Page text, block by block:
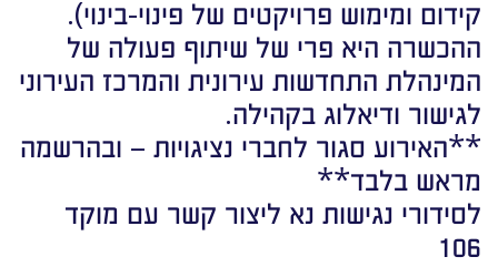
קידום ומימוש פרויקטים של פינוי-בינוי).
ההכשרה היא פרי של שיתוף פעולה של
המינהלת התחדשות עירונית והמרכז העירוני
לגישור ודיאלוג בקהילה.
**האירוע סגור לחברי נציגויות – ובהרשמה
מראש בלבד**
לסידורי נגישות נא ליצור קשר עם מוקד
106